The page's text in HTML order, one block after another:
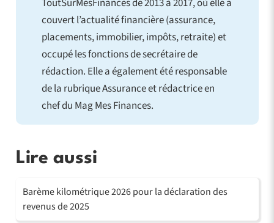
ToutSurMesFinances de 2013 à 2017, où elle a
couvert l’actualité financière (assurance,
placements, immobilier, impôts, retraite) et
occupé les fonctions de secrétaire de
rédaction. Elle a également été responsable
de la rubrique Assurance et rédactrice en
chef du Mag Mes Finances.
Lire aussi
Barème kilométrique 2026 pour la déclaration des
revenus de 2025